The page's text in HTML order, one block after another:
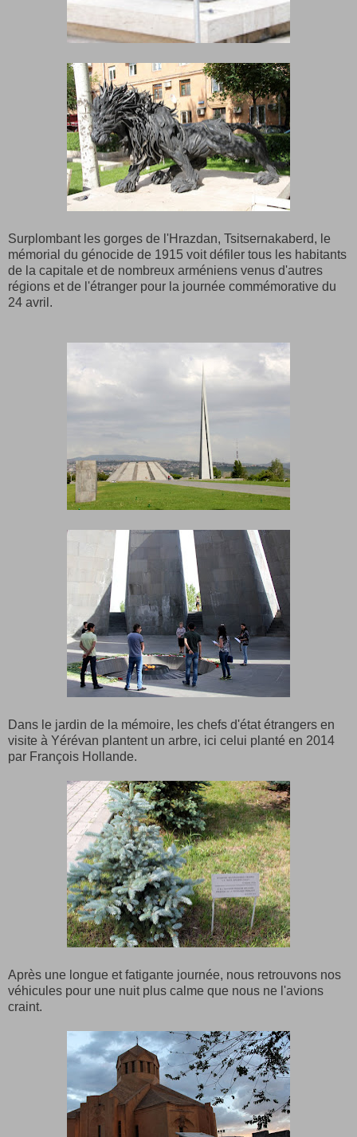
Surplombant les gorges de l'Hrazdan, Tsitsernakaberd, le
mémorial du génocide de 1915 voit défiler tous les habitants
de la capitale et de nombreux arméniens venus d'autres
régions et de l'étranger pour la journée commémorative du
24 avril.
Dans le jardin de la mémoire, les chefs d'état étrangers en
visite à Yérévan plantent un arbre, ici celui planté en 2014
par François Hollande.
Après une longue et fatigante journée, nous retrouvons nos
véhicules pour une nuit plus calme que nous ne l'avions
craint.